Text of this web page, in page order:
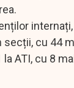
secții, cu 44
la ATI, cu 8